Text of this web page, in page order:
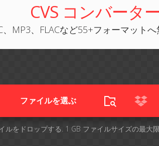
CVS コンバーター
、MP3、FLACなど55+フォーマット
ファイルを選ぶ
ルをドロップする. 1 GB ファイルサイズの最大